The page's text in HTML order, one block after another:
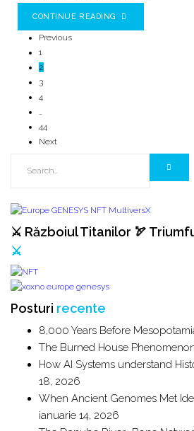
CONTINUE READING
Previous
1
2
3
4
…
44
Next
⚔️ Războiul Titanilor 🏹
⚔️
Posturi recente
8,000 Years Before
The Burned House
How AI Systems understand
18, 2026
When Ancient Genomes Met
ianuarie 14, 2026